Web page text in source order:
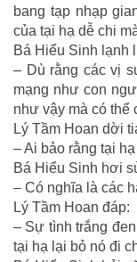
bang tạp nhạp
của tại hạ dễ chi
Bá Hiểu Sinh lạnh
– Dù rằng các vị
mạng như con
như vậy mà có thể
Lý Tầm Hoan dời
– Ai bảo rằng tại
Bá Hiểu Sinh hơi
– Có nghĩa là các
Lý Tầm Hoan đáp:
– Sự tình trắng
tại hạ lại bỏ nó đi